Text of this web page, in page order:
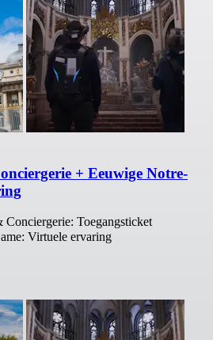
+ Eeuwige Notre-
Conciergerie: Toegangsticket
Virtuele ervaring